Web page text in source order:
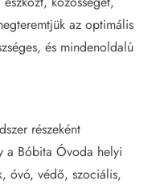
az optimális
és mindenoldalú
részeként
a Bóbita Óvoda helyi
óvó, védő, szociális,